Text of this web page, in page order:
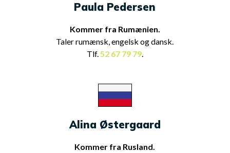
Paula Pedersen
Kommer fra Rumænien.
Taler rumænsk, engelsk og dansk.
Tlf.52 67 79 79.
Alina Østergaard
Kommer fra Rusland.